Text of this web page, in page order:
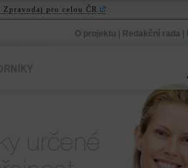
O projektu Redakční rada
Zpravodaj pro celou ČR